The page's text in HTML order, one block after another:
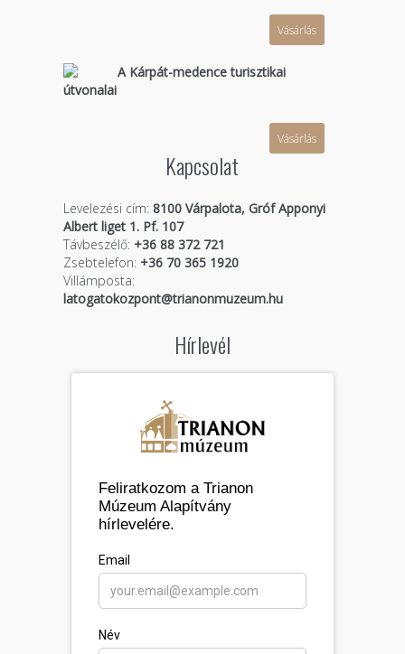
Vásárlás
A Kárpát-medence turisztikai
útvonalai
Vásárlás
Kapcsolat
Levelezési cím: 8100 Várpalota, Gróf Apponyi
Albert liget 1. Pf. 107
Távbeszélő:+36 88 372 721
Zsebtelefon:+36 70 365 1920
Villámposta:
latogatokozpont@trianonmuzeum.hu
Hírlevél